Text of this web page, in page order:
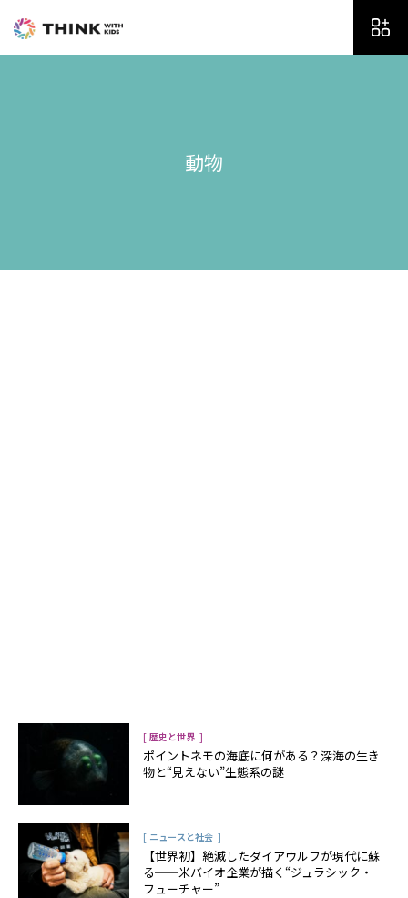
を
動物
[ 歴史と世界 ]
ポイントネモの海底に何がある？深海の生き
物と“見えない”生態系の謎
[ ニュースと社会 ]
【世界初】絶滅したダイアウルフが現代に蘇
る──米バイオ企業が描く“ジュラシック・
フューチャー”